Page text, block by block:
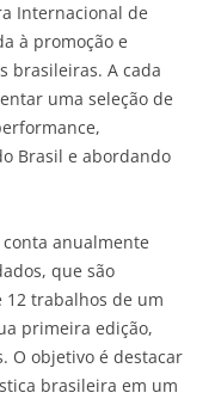
Internacional de
à promoção e
brasileiras. A cada
uma seleção de
Brasil e abordando
anualmente
que são
12 trabalhos de um
primeira edição,
O objetivo é destacar
brasileira em um